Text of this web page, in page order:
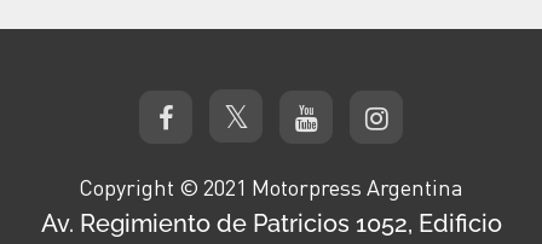
Copyright © 2021 Motorpress Argentina
Av. Regimiento de Patricios 1052, Edificio